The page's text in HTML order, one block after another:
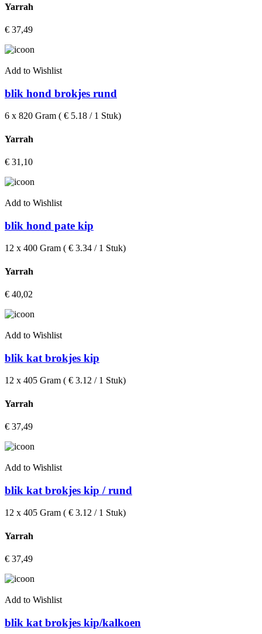
Yarrah
€ 37,49
Add to Wishlist
blik hond brokjes rund
6 x 820 Gram ( € 5.18 / 1 Stuk)
Yarrah
€ 31,10
Add to Wishlist
blik hond pate kip
12 x 400 Gram ( € 3.34 / 1 Stuk)
Yarrah
€ 40,02
Add to Wishlist
blik kat brokjes kip
12 x 405 Gram ( € 3.12 / 1 Stuk)
Yarrah
€ 37,49
Add to Wishlist
blik kat brokjes kip / rund
12 x 405 Gram ( € 3.12 / 1 Stuk)
Yarrah
€ 37,49
Add to Wishlist
blik kat brokjes kip/kalkoen